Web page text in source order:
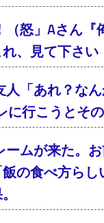
怒」Aさん
れ、見て下さ
人「あれ？な
行こうとそ
ムが来た。
飯の食べ方ら